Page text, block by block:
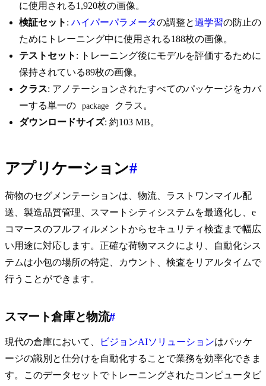
に使用される1,920枚の画像。
検証セット : ハイパーパラメータの調整と過学習の防止の
ためにトレーニング中に使用される188枚の画像。
テストセット : トレーニング後にモデルを評価するために
保持されている89枚の画像。
クラス: アノテーションされたすべてのパッケージをカバ
ーする単一の
package
クラス。
ダウンロードサイズ: 約103 MB。
アプリケーション#
荷物のセグメンテーションは、物流、ラストワンマイル配
送、製造品質管理、スマートシティシステムを最適化し、e
コマースのフルフィルメントからセキュリティ検査まで幅広
い用途に対応します。正確な荷物マスクにより、自動化シス
テムは小包の場所の特定、カウント、検査をリアルタイムで
行うことができます。
スマート倉庫と物流#
現代の倉庫において、 ビジョンAIソリューションはパッケ
ージの識別と仕分けを自動化することで業務を効率化できま
す。このデータセットでトレーニングされたコンピュータビ